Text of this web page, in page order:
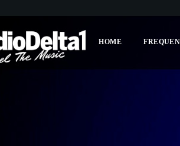
HOME